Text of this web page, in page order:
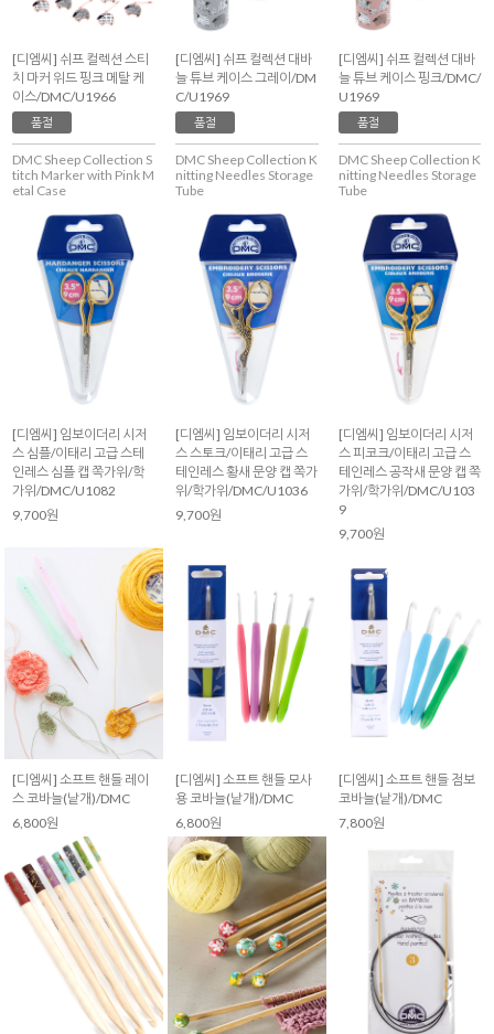
[디엠씨] 쉬프 컬렉션 스티
치 마커 위드 핑크 메탈 케
이스/DMC/U1966
품절
DMC Sheep Collection S
titch Marker with Pink M
etal Case
[디엠씨] 쉬프 컬렉션 대바
늘 튜브 케이스 그레이/DM
C/U1969
품절
DMC Sheep Collection K
nitting Needles Storage
Tube
[디엠씨] 쉬프 컬렉션 대바
늘 튜브 케이스 핑크/DMC/
U1969
품절
DMC Sheep Collection K
nitting Needles Storage
Tube
[디엠씨] 임보이더리 시저
스 심플/이태리 고급 스테
인레스 심플 캡 쪽가위/학
가위/DMC/U1082
9,700원
[디엠씨] 임보이더리 시저
스 스토크/이태리 고급 스
테인레스 황새 문양 캡 쪽가
위/학가위/DMC/U1036
9,700원
[디엠씨] 임보이더리 시저
스 피코크/이태리 고급 스
테인레스 공작새 문양 캡 쪽
가위/학가위/DMC/U103
9
9,700원
[디엠씨] 소프트 핸들 레이
스 코바늘(낱개)/DMC
6,800원
[디엠씨] 소프트 핸들 모사
용 코바늘(낱개)/DMC
6,800원
[디엠씨] 소프트 핸들 점보
코바늘(낱개)/DMC
7,800원